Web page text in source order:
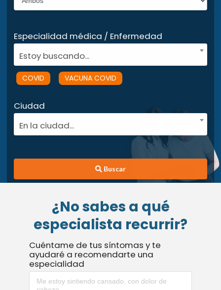
Especialidad médica / Enfermedad
Estoy buscando...
COVID VACUNA COVID
Ciudad
En la ciudad...
Buscar
¿No sabes a qué
especialista recurrir?
Cuéntame de tus síntomas y te
ayudaré a recomendarte una
especialidad